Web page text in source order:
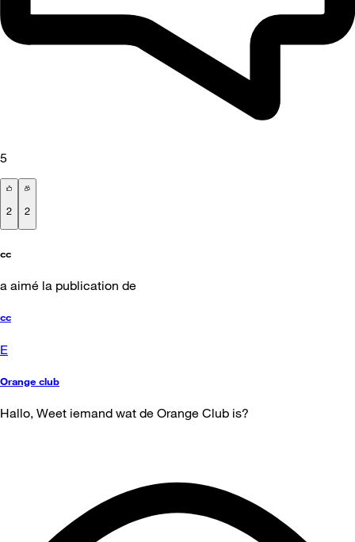
5
2 2
cc
a aimé la publication de
cc
E
Orange club
Hallo, Weet iemand wat de Orange Club is?